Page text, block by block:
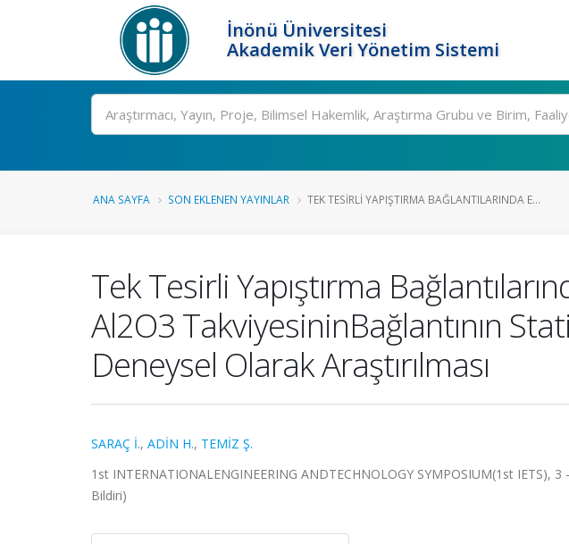
İnönü Üniversitesi
Akademik Veri Yönetim Sistemi
Ara
ANA SAYFA SON EKLENEN YAYINLAR TEK TESIRLI YAPIŞTIRMA BAĞLANTILARINDA E...
Tek Tesirli Yapıştırma
Al2O3 TakviyesininBağlantının
Deneysel Olarak Araştırılması
SARAÇ İ., ADİN H., TEMİZ Ş.
1st INTERNATIONALENGINEERING ANDTECHNOLOGY SYMPOSIUM(1st IETS),
Bildiri)